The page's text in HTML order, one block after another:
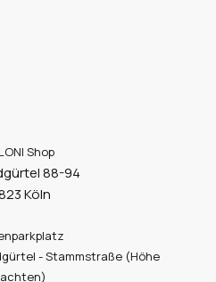
Shop
88-94
Köln
- Stammstraße (Höhe